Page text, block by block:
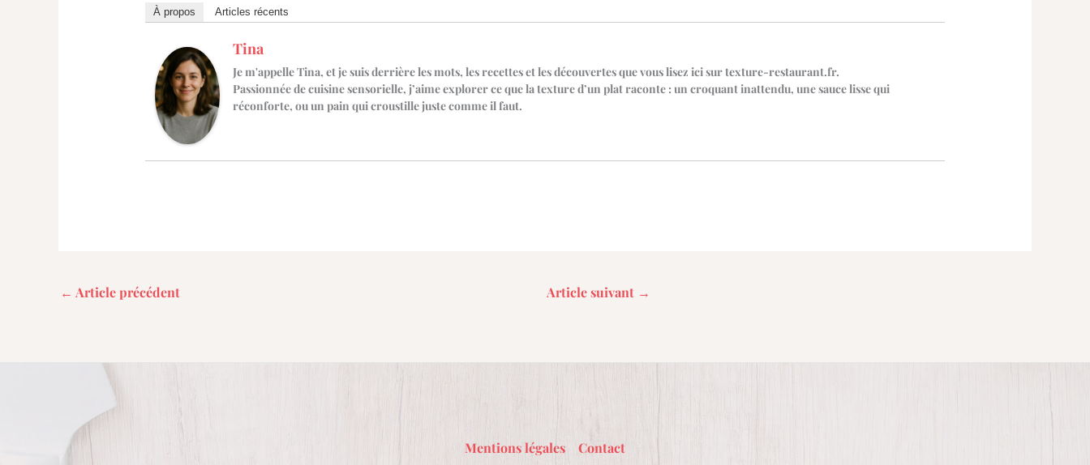
À propos Articles récents
Tina
Je m'appelle Tina, et je suis derrière les mots, les recettes et les découvertes que vous lisez ici sur texture-restaurant.fr.
Passionnée de cuisine sensorielle, j’aime explorer ce que la texture d’un plat raconte : un croquant inattendu, une sauce lisse qui
réconforte, ou un pain qui croustille juste comme il faut.
← Article précédent Article suivant →
Mentions légales Contact